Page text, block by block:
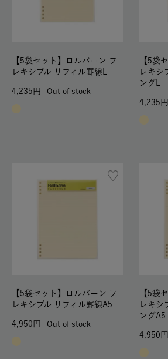
【5袋セット】ロルバーン フ
レキシブル リフィル罫線L
4,235 Out of stock
【5袋
レキシ
ングL
4,235
【5袋セット】ロルバーン フ
レキシブル リフィル罫線A5
4,950 Out of stock
【5袋
レキシ
ングA5
4,950